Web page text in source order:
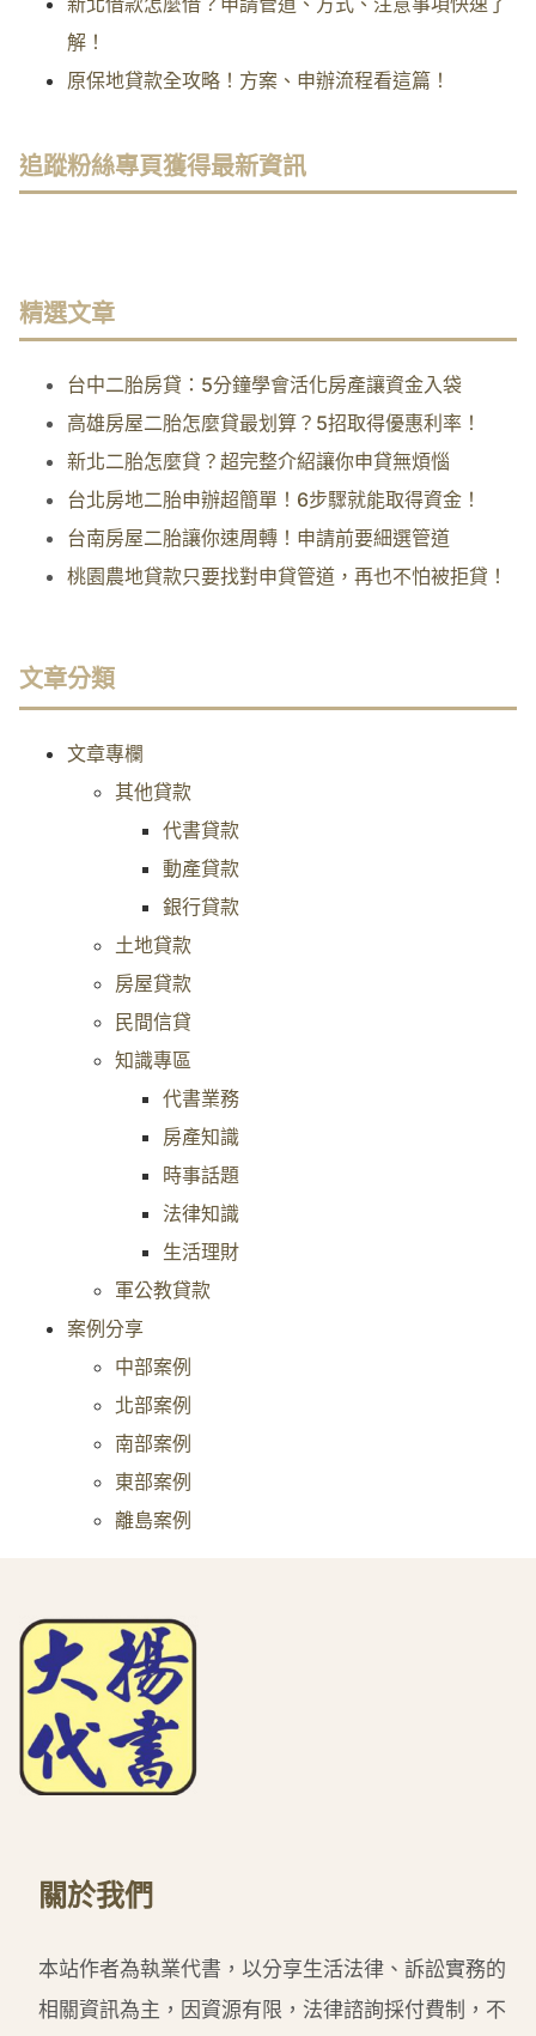
解！
原保地貸款全攻略！方案、申辦流程看這篇！
追蹤粉絲專頁獲得最新資訊
精選文章
台中二胎房貸：5分鐘學會活化房產讓資金入袋
高雄房屋二胎怎麼貸最划算？5招取得優惠利率！
新北二胎怎麼貸？超完整介紹讓你申貸無煩惱
台北房地二胎申辦超簡單！6步驟就能取得資金！
台南房屋二胎讓你速周轉！申請前要細選管道
桃園農地貸款只要找對申貸管道，再也不怕被拒貸！
文章分類
文章專欄
其他貸款
代書貸款
動產貸款
銀行貸款
土地貸款
房屋貸款
民間信貸
知識專區
代書業務
房產知識
時事話題
法律知識
生活理財
軍公教貸款
案例分享
中部案例
北部案例
南部案例
東部案例
離島案例
關於我們
本站作者為執業代書，以分享生活法律、訴訟實務的
相關資訊為主，因資源有限，法律諮詢採付費制，不